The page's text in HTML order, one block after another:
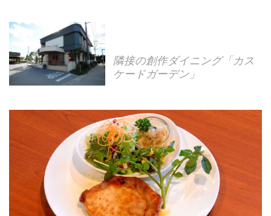
隣接の創作ダイニング「カス
ケードガーデン」